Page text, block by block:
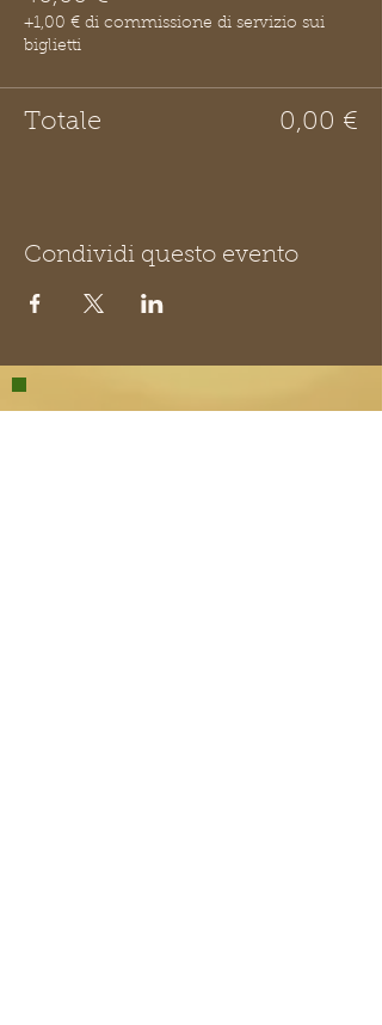
+1,00 € di commissione di servizio sui
biglietti
Totale 0,00 €
Condividi questo evento